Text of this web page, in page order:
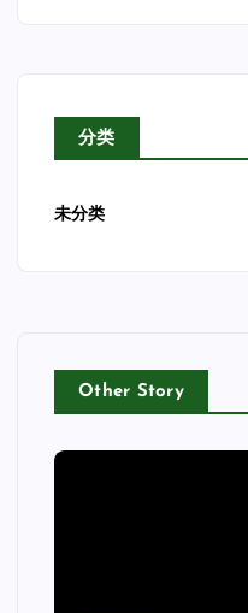
分类
未分类
Other Story